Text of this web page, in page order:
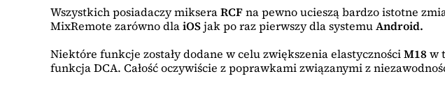
Wszystkich posiadaczy mikseraRCFna pewno ucieszą bardzo istotne
MixRemote zarówno dlaiOSjak po raz pierwszy dla systemuAndroid.
Niektóre funkcje zostały dodane w celu zwiększenia elastycznościM18w
funkcja DCA. Całość oczywiście z poprawkami związanymi z